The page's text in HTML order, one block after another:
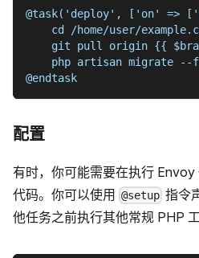
@task('deploy', ['on' =>
cd /home/user/
git pull origin {{
php artisan migrate --
@endtask
配置
有时，你可能需要在执行
代码。你可以使用 @setup 指令
他任务之前执行其他常规 PHP 工